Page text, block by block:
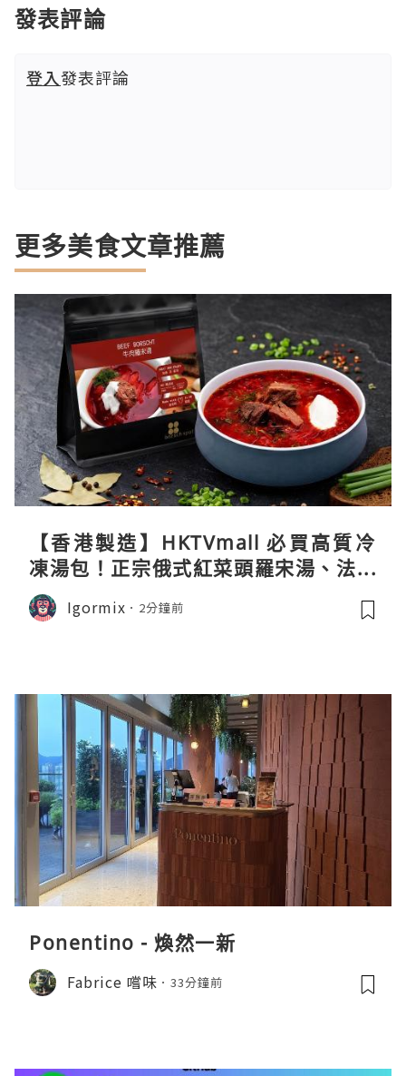
發表評論
登入發表評論
更多美食文章推薦
【香港製造】HKTVmall 必買高質冷
凍湯包！正宗俄式紅菜頭羅宋湯、法式
龍蝦濃湯與生酮膠原蛋白骨頭湯全攻略
Igormix 2分鐘前
Ponentino - 煥然一新
Fabrice 嚐味 33分鐘前